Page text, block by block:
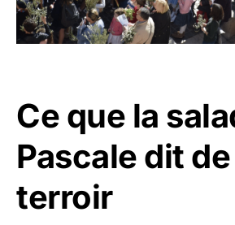
Ce que la
Pascale dit
terroir